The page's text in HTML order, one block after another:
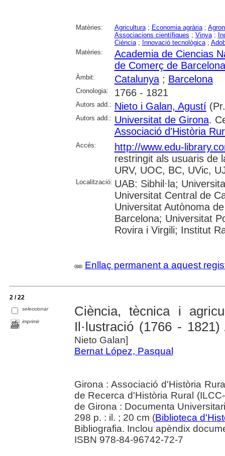
Matèries: Agricultura; Economia agrària;
Associacions científiques ; Vinya;
Ciència; Innovació tecnològica;
Matèries:
Academia de Ciencias
de Comerç de Barcelona
Àmbit: Catalunya; Barcelona
Cronologia: 1766 - 1821
Autors add.: Nieto i Galan, Agustí
Autors add.: Universitat de Girona.
Associació d'Història
Accés:
http://www.edu-
restringit als usuaris de
URV, UOC, BC, UVic,
Localització: UAB: Sibhil·la;
Universitat Central de
Universitat Autònoma
Barcelona; Universitat
Rovira i Virgili; Institut
Enllaç permanent a aquest
2 / 22
seleccionar
imprimir
Ciència, tècnica i
Il·lustració (1766 - 1821)
Nieto Galan]
Bernat López, Pasqual
Girona : Associació d'Història
de Recerca d'Història Rural
de Girona : Documenta
298 p. : il. ; 20 cm (Biblioteca
Bibliografia. Inclou apèndix
ISBN 978-84-96742-72-7